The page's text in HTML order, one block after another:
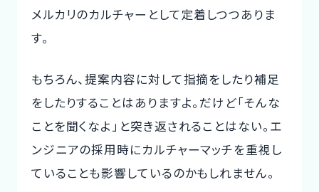
メルカリのカルチャーとして定着しつつありま
す。
もちろん、提案内容に対して指摘をしたり補足
をしたりすることはありますよ。だけど「そんな
ことを聞くなよ」と突き返されることはない。エ
ンジニアの採用時にカルチャーマッチを重視し
ていることも影響しているのかもしれません。